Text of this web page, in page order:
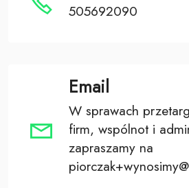
505692090
Email
W sprawach
firm, wspólnot i
zapraszamy na